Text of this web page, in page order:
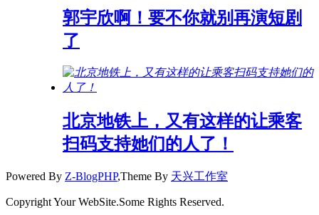
郭宇欣啊！要不你就别再演短剧
了
北京地铁上，又有这样的让乘客
扫码支持她们的人了！
Powered By Z-BlogPHP,Theme By 天兴工作室
Copyright Your WebSite.Some Rights Reserved.